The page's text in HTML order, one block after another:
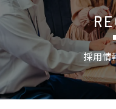
採用情